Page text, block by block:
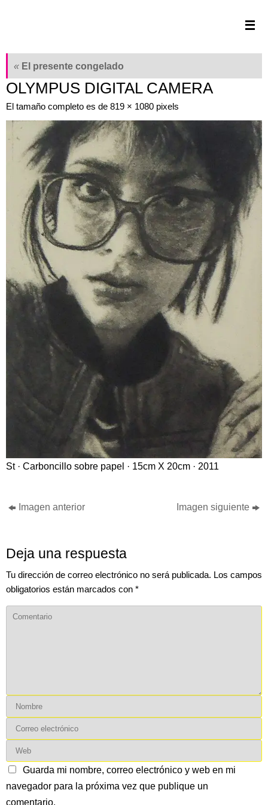
« El presente congelado
OLYMPUS DIGITAL CAMERA
El tamaño completo es de 819 × 1080 pixels
St · Carboncillo sobre papel · 15cm X 20cm · 2011
Imagen anterior Imagen siguiente
Deja una respuesta
Tu dirección de correo electrónico no será publicada. Los campos
obligatorios están marcados con *
Guarda mi nombre, correo electrónico y web en mi
navegador para la próxima vez que publique un
comentario.